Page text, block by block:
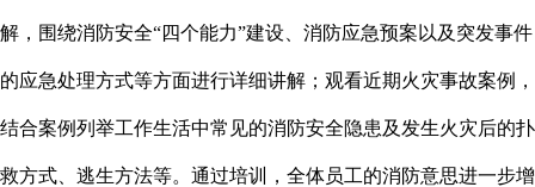
解，围绕消防安全“四个能力”建设、消防应急预案以及突发事件
的应急处理方式等方面进行详细讲解；观看近期火灾事故案例，
结合案例列举工作生活中常见的消防安全隐患及发生火灾后的扑
救方式、逃生方法等。通过培训，全体员工的消防意思进一步增